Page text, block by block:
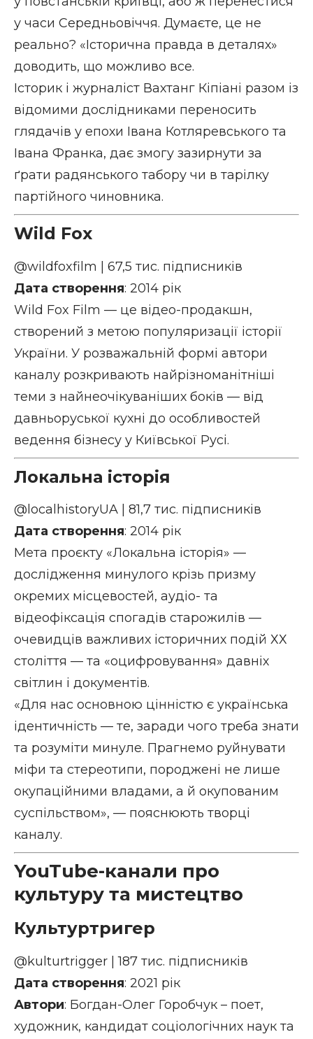
у часи Середньовіччя. Думаєте, це не
реально? «Історична правда в деталях»
доводить, що можливо все.
Історик і журналіст Вахтанг Кіпіані разом із
відомими дослідниками переносить
глядачів у епохи Івана Котляревського та
Івана Франка, дає змогу зазирнути за
ґрати радянського табору чи в тарілку
партійного чиновника.
Wild Fox
@wildfoxfilm | 67,5 тис. підписників
Дата створення: 2014 рік
Wild Fox Film — це відео-продакшн,
створений з метою популяризації історії
України. У розважальній формі автори
каналу розкривають найрізноманітніші
теми з найнеочікуваніших боків — від
давньоруської кухні до особливостей
ведення бізнесу у Київської Русі.
Локальна історія
@localhistoryUA | 81,7 тис. підписників
Дата створення: 2014 рік
Мета проєкту «Локальна історія» —
дослідження минулого крізь призму
окремих місцевостей, аудіо- та
відеофіксація спогадів старожилів —
очевидців важливих історичних подій ХХ
століття — та «оцифровування» давніх
світлин і документів.
«Для нас основною цінністю є українська
ідентичність — те, заради чого треба знати
та розуміти минуле. Прагнемо руйнувати
міфи та стереотипи, породжені не лише
окупаційними владами, а й окупованим
суспільством», — пояснюють творці
каналу.
YouTube-канали про
культуру та мистецтво
Культуртригер
@kulturtrigger | 187 тис. підписників
Дата створення: 2021 рік
Автори: Богдан-Олег Горобчук – поет,
художник, кандидат соціологічних наук та